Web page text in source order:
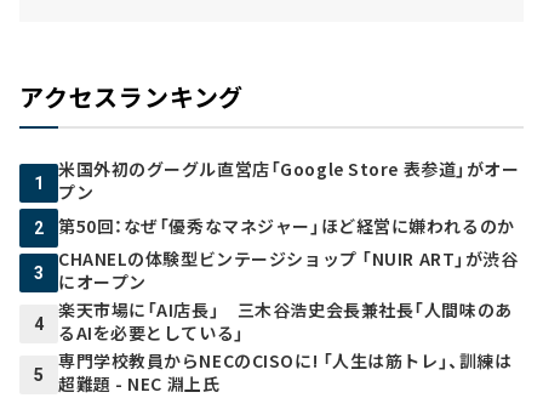
アクセスランキング
1
米国外初のグーグル直営店「Google Store 表参道」がオー
プン
2 第50回：なぜ「優秀なマネジャー」ほど経営に嫌われるのか
3
CHANELの体験型ビンテージショップ 「NUIR ART」が渋谷
にオープン
4
楽天市場に「AI店長」 三木谷浩史会長兼社長「人間味のあ
るAIを必要としている」
5
専門学校教員からNECのCISOに! 「人生は筋トレ」、訓練は
超難題 - NEC 淵上氏